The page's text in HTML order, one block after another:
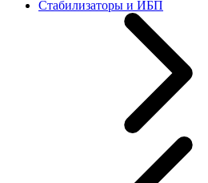
Стабилизаторы и ИБП